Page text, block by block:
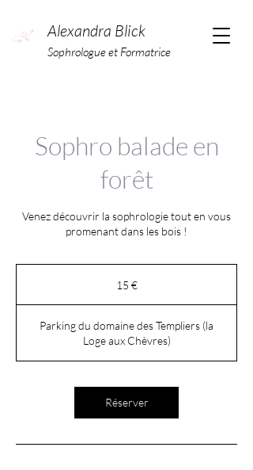
Alexandra Blick
Sophrologue et Formatrice
Sophro balade en
forêt
Venez découvrir la sophrologie tout en vous
promenant dans les bois !
15 €
Parking du domaine des Templiers (la
Loge aux Chèvres)
Réserver